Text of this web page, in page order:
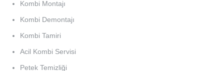
Kombi Montajı
Kombi Demontajı
Kombi Tamiri
Acil Kombi Servisi
Petek Temizliği